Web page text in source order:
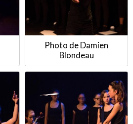
Photo de Damien
Blondeau